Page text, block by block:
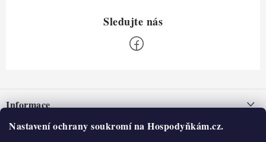
Nastavení ochrany soukromí na Hospodyňkám.cz.
pInformace
Nepřevzetí zásilky na dobírku
O nás